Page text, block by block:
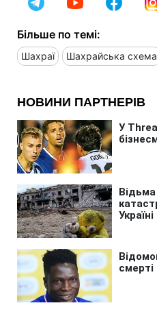
Більше по темі:
Шахраї Шахрайська схема